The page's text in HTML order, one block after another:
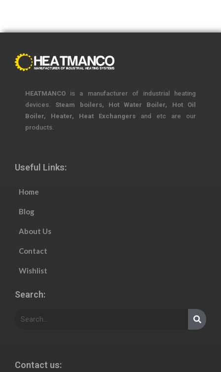
HEATMANCO is a manufacturer of industrial heating
devices. Steam boilers, Hot Water Boiler, Hot Oil
Boiler, Heater, Heat Exchangers and etc are our
products.
Useful Links:
Home
Blog
About Us
Contact
Wishlist
Search:
Contact us: